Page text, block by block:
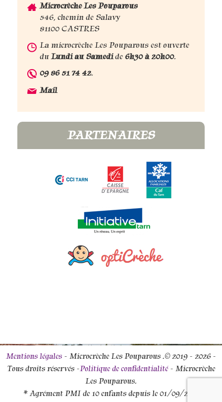
Microcrèche Les Pouparous
546, chemin de Salavy
81100 CASTRES
La microcrèche Les Pouparous est ouverte
duLundi au Samedide6h30 à 20h00.
09 86 51 74 42.
Mail
PARTENAIRES
Mentions légales - Microcrèche Les Pouparous .© 2019 - 2026 -
Tous droits réservés -Politique de confidentialité- Microcrèche
Les Pouparous.
* Agrément PMI de 10 enfants depuis le 01/09/2017